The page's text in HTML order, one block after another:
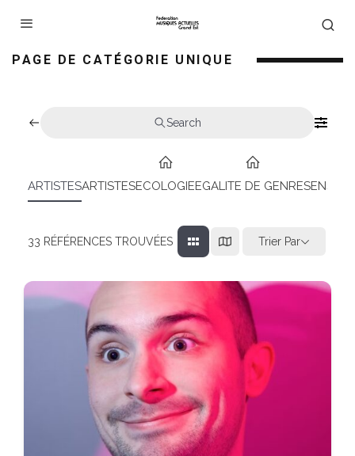
PAGE DE CATÉGORIE UNIQUE
Search
ARTISTESARTISTESECOLOGIEEGALITE DE GENRES
33 RÉFÉRENCES TROUVÉES Trier Par